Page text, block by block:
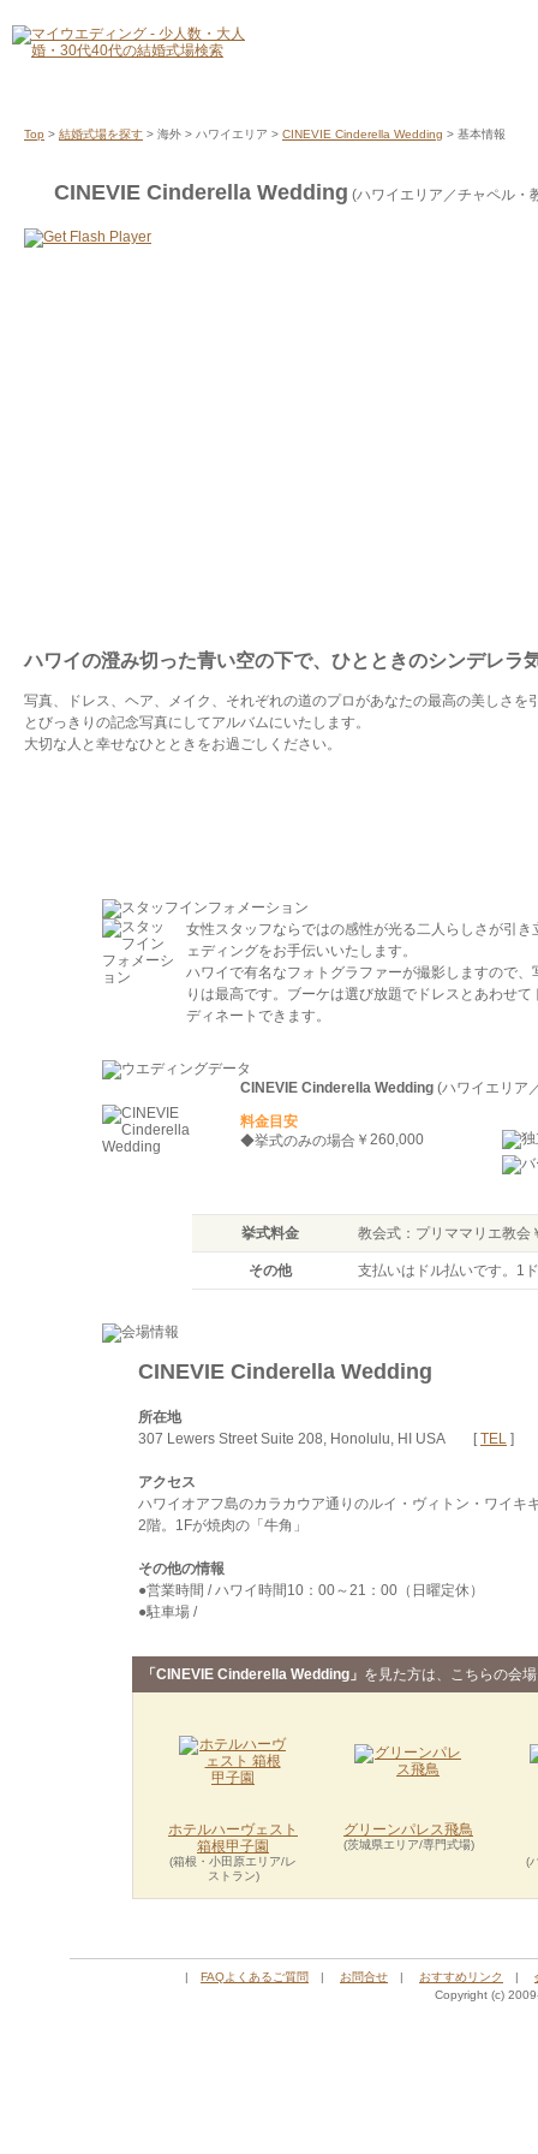
Top > 結婚式場を探す > 海外 > ハワイエリア > CINEVIE Cinderella Wedding > 基本情報
CINEVIE Cinderella Wedding (ハワイエリア／チャペル・
ハワイの澄み切った青い空の下で、ひとときのシンデレラ
写真、ドレス、ヘア、メイク、それぞれの道のプロがあなたの最高の美しさを
とびっきりの記念写真にしてアルバムにいたします。
大切な人と幸せなひとときをお過ごしください。
女性スタッフならではの感性が光る二人らしさが引き
ェディングをお手伝いいたします。
ハワイで有名なフォトグラファーが撮影しますので、
りは最高です。ブーケは選び放題でドレスとあわせて
ディネートできます。
CINEVIE Cinderella Wedding (ハワイエリア
料金目安
◆挙式のみの場合 ￥260,000
挙式料金 教会式：プリママリエ教
その他 支払いはドル払いです。1
CINEVIE Cinderella Wedding
所在地
307 Lewers Street Suite 208, Honolulu, HI USA [TEL ]
アクセス
ハワイオアフ島のカラカウア通りのルイ・ヴィトン・ワイキ
2階。1Fが焼肉の「牛角」
その他の情報
●営業時間 / ハワイ時間10：00～21：00（日曜定休）
●駐車場 /
「CINEVIE Cinderella Wedding」 を見た方は、こちらの会
ホテルハーヴェスト
箱根甲子園
(箱根・小田原エリア/レ
ストラン)
グリーンパレス飛鳥
(茨城県エリア/専門式場)
(
| FAQよくあるご質問 | お問合せ | おすすめリンク |
Copyright (c)